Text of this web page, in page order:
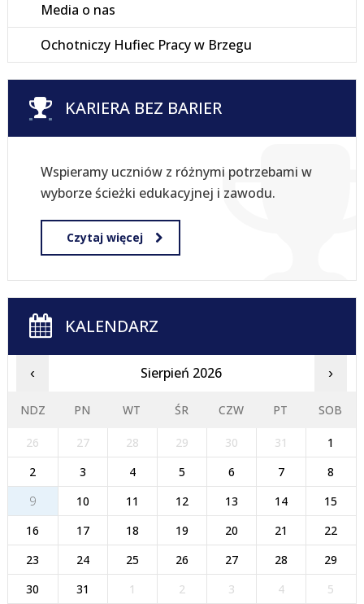
Media o nas
Ochotniczy Hufiec Pracy w Brzegu
KARIERA BEZ BARIER
Wspieramy uczniów z różnymi potrzebami w
wyborze ścieżki edukacyjnej i zawodu.
Czytaj więcej
KALENDARZ
‹ Sierpień 2026 ›
NDZ PN WT ŚR CZW PT SOB
26 27 28 29 30 31
1
2
3 4 5 6 7
8
9
10 11 12 13 14
15
16
17 18 19 20 21
22
23
24 25 26 27 28
29
30
31 1 2 3 4 5